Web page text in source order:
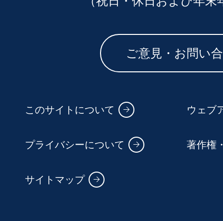
ご意見・お問い
このサイトについて ウェブ
プライバシーについて 著作権
サイトマップ